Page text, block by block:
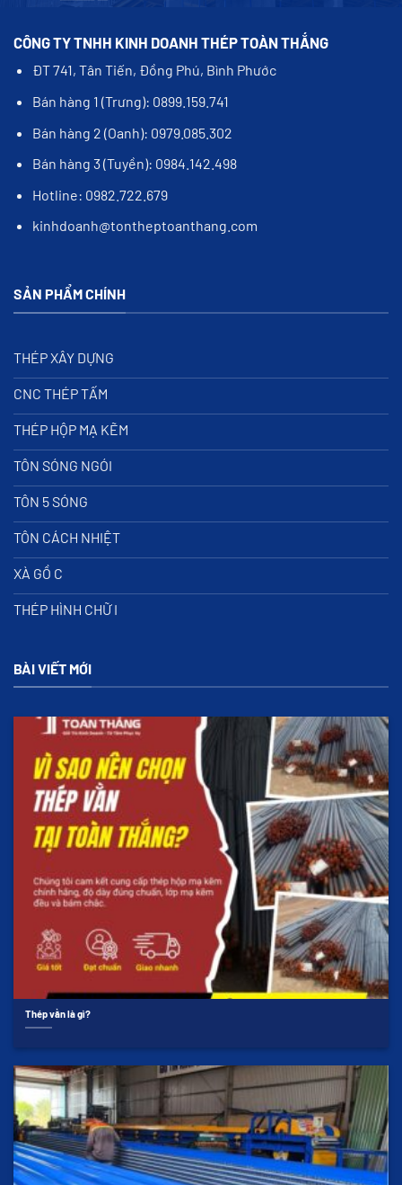
CÔNG TY TNHH KINH DOANH THÉP TOÀN THẮNG
ĐT 741, Tân Tiến, Đồng Phú, Bình Phước
Bán hàng 1 (Trưng): 0899.159.741
Bán hàng 2 (Oanh): 0979.085.302
Bán hàng 3 (Tuyền): 0984.142.498
Hotline: 0982.722.679
kinhdoanh@tontheptoanthang.com
SẢN PHẨM CHÍNH
THÉP XÂY DỰNG
CNC THÉP TẤM
THÉP HỘP MẠ KẼM
TÔN SÓNG NGÓI
TÔN 5 SÓNG
TÔN CÁCH NHIỆT
XÀ GỒ C
THÉP HÌNH CHỮ I
BÀI VIẾT MỚI
Thép vằn là gì?